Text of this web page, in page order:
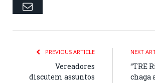
Email
PREVIOUS ARTICLE
Vereadores
discutem assuntos
NEXT
“TRE
chaga